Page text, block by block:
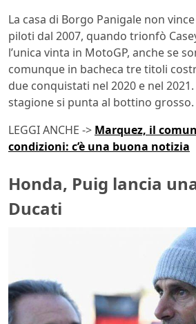
La casa di Borgo Panigale non
piloti dal 2007, quando trionfò
l’unica vinta in MotoGP, anche se
comunque in bacheca tre titoli
due conquistati nel 2020 e nel
stagione si punta al bottino grosso.
LEGGI ANCHE -> Marquez, il
condizioni: c’è una buona notizia
Honda, Puig lancia
Ducati